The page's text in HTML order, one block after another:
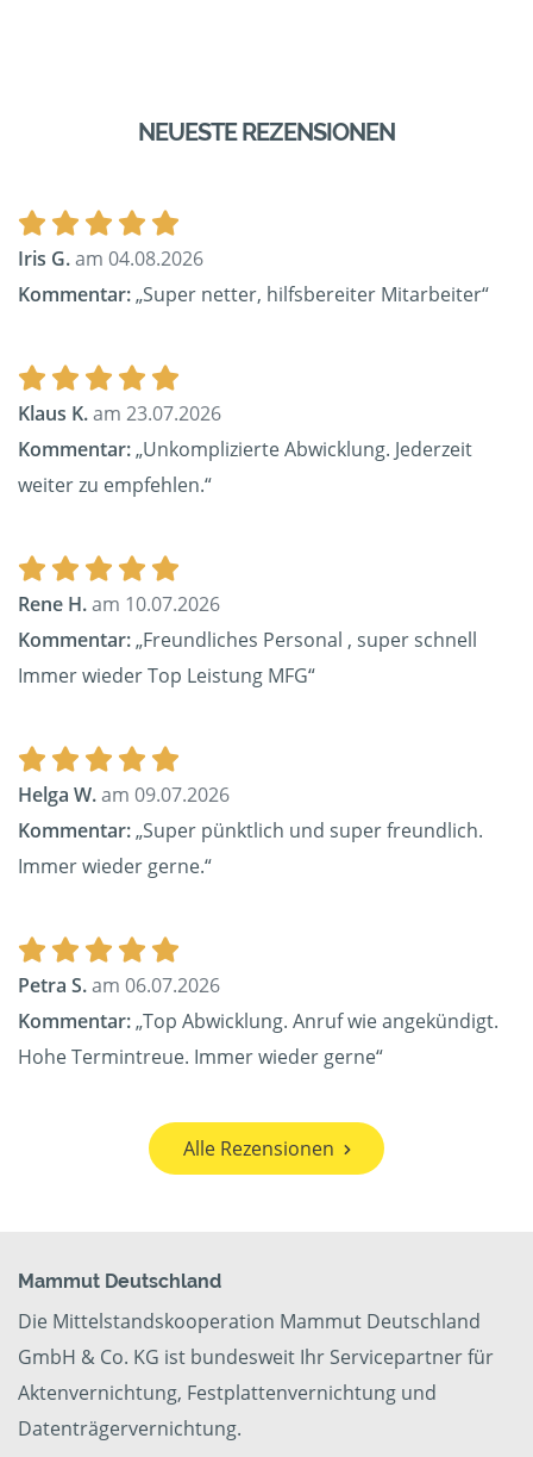
NEUESTE REZENSIONEN
Iris G.am 04.08.2026
Kommentar:„Super netter, hilfsbereiter Mitarbeiter“
Klaus K.am 23.07.2026
Kommentar:„Unkomplizierte Abwicklung. Jederzeit
weiter zu empfehlen.“
Rene H.am 10.07.2026
Kommentar:„Freundliches Personal , super schnell
Immer wieder Top Leistung MFG“
Helga W.am 09.07.2026
Kommentar:„Super pünktlich und super freundlich.
Immer wieder gerne.“
Petra S.am 06.07.2026
Kommentar:„Top Abwicklung. Anruf wie angekündigt.
Hohe Termintreue. Immer wieder gerne“
Alle Rezensionen
Mammut Deutschland
Die Mittelstandskooperation Mammut Deutschland
GmbH & Co. KG ist bundesweit Ihr Servicepartner für
Aktenvernichtung, Festplattenvernichtung und
Datenträgervernichtung.